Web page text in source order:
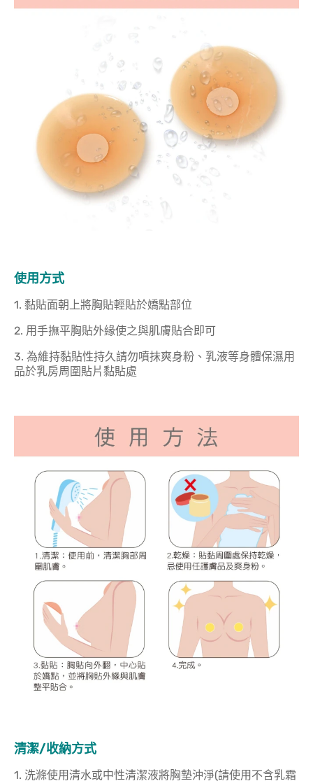
使用方式
1. 黏貼面朝上將胸貼輕貼於嬌點部位
2. 用手撫平胸貼外緣使之與肌膚貼合即可
3. 為維持黏貼性持久請勿噴抹爽身粉、乳液等身體保濕用
品於乳房周圍貼片黏貼處
清潔/收納方式
1. 洗滌使用清水或中性清潔液將胸墊沖淨(請使用不含乳霜